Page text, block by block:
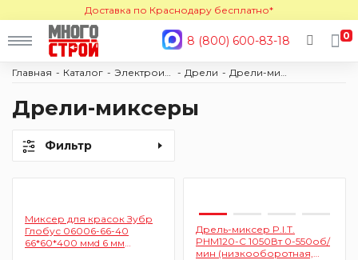
Доставка по Краснодару бесплатно*
8 (800) 600-83-18 0
Главная Каталог Дрели
Дрели-миксеры
Фильтр
Миксер для красок Зубр
Глобус 06006-66-40
66*60*400 ммd 6 мм
Дрель-миксер P.I.T.
PHM120-C 1050Вт 0-550об/
мин (низкооборотная,